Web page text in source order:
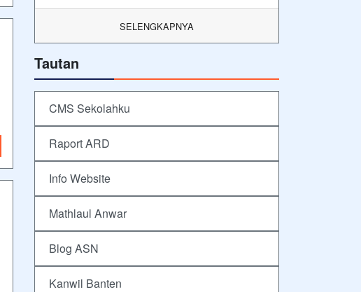
SELENGKAPNYA
Tautan
CMS Sekolahku
Raport ARD
Info Website
Mathlaul Anwar
Blog ASN
Kanwil Banten